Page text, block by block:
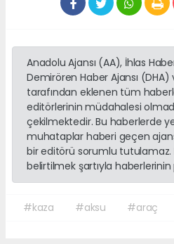
Anadolu Ajansı (AA), İhlas
Demirören Haber Ajansı
tarafından eklenen tüm
editörlerinin müdahalesi
çekilmektedir. Bu haberlerde
muhataplar haberi geçen
bir editörü sorumlu tutulamaz.
belirtilmek şartıyla haberlerinin
#kaza #aksu #araç